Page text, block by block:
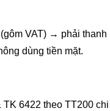
VAT) → phải thanh
dùng tiền mặt.
6422 theo TT200 chi